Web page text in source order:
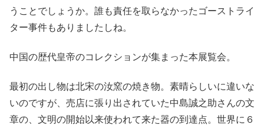
うことでしょうか。誰も責任を取らなかったゴーストライ
ター事件もありましたしね。
中国の歴代皇帝のコレクションが集まった本展覧会。
最初の出し物は北宋の汝窯の焼き物。素晴らしいに違いな
いのですが、売店に張り出されていた中島誠之助さんの文
章の、文明の開始以来使われて来た器の到達点。世界に６